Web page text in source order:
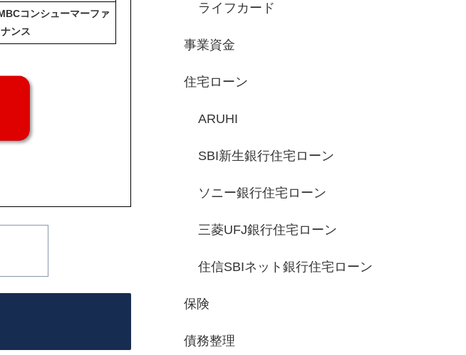
コンシューマーファ
ンス
ライフカード
事業資金
住宅ローン
ARUHI
SBI新生銀行住宅ローン
ソニー銀行住宅ローン
三菱UFJ銀行住宅ローン
住信SBIネット銀行住宅ローン
保険
債務整理